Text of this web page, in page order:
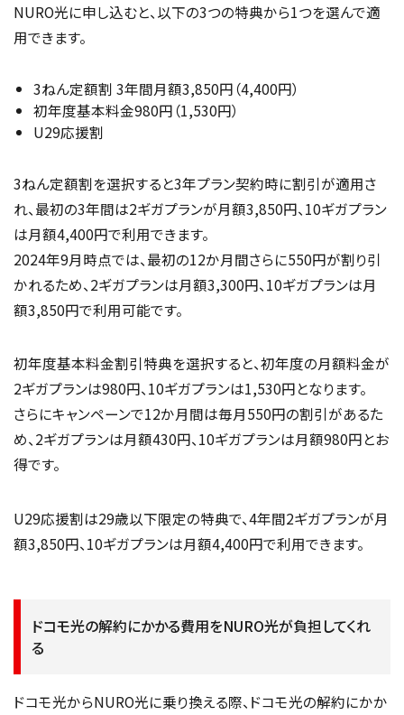
NURO光に申し込むと、以下の3つの特典から1つを選んで適
用できます。
3ねん定額割 3年間月額3,850円（4,400円）
初年度基本料金980円（1,530円）
U29応援割
3ねん定額割を選択すると3年プラン契約時に割引が適用さ
れ、最初の3年間は2ギガプランが月額3,850円、10ギガプラン
は月額4,400円で利用できます。
2024年9月時点では、最初の12か月間さらに550円が割り引
かれるため、2ギガプランは月額3,300円、10ギガプランは月
額3,850円で利用可能です。
初年度基本料金割引特典を選択すると、初年度の月額料金が
2ギガプランは980円、10ギガプランは1,530円となります。
さらにキャンペーンで12か月間は毎月550円の割引があるた
め、2ギガプランは月額430円、10ギガプランは月額980円とお
得です。
U29応援割は29歳以下限定の特典で、4年間2ギガプランが月
額3,850円、10ギガプランは月額4,400円で利用できます。
ドコモ光の解約にかかる費用をNURO光が負担してくれ
る
ドコモ光からNURO光に乗り換える際、ドコモ光の解約にかか